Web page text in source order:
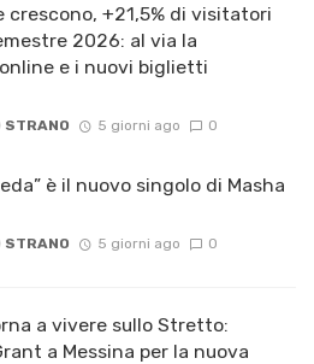
crescono, +21,5% di visitatori
2026: al via la
e i nuovi biglietti
STRANO 5 giorni ago 0
è il nuovo singolo di Masha
STRANO 5 giorni ago 0
a vivere sullo Stretto:
a Messina per la nuova